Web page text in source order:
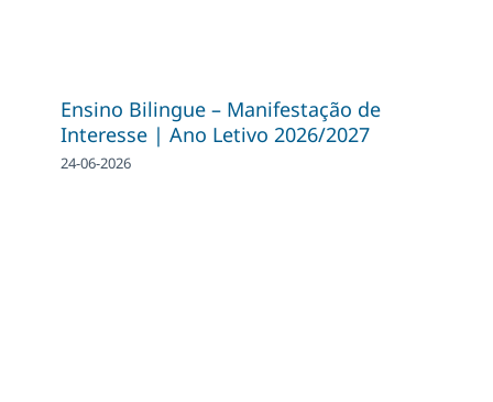
Ensino Bilingue – Manifestação de
Interesse | Ano Letivo 2026/2027
24-06-2026